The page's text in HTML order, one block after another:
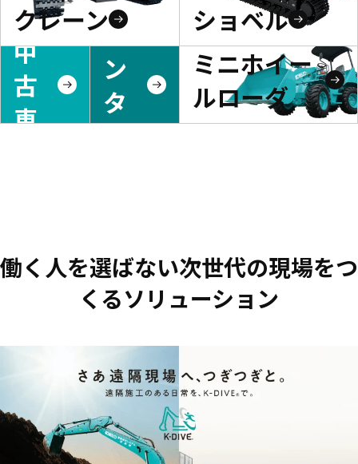
クレーン
ショベル
中
古
車
レ
ン
タ
ル
ミニホイー
ルローダ
働く人を選ばない次世代の現場をつ
くるソリューション